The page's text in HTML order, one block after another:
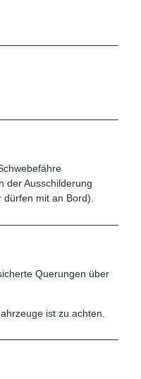
der Ausschilderung
dürfen mit an Bord).
Querungen über
ist zu achten.